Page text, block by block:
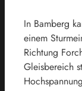
In Bamberg
einem
Richtung
Gleisbereich